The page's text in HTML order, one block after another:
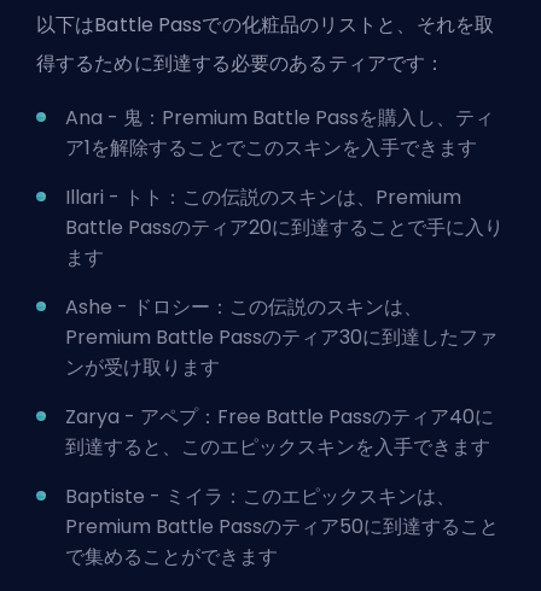
以下はBattle Passでの化粧品のリストと、それを取
得するために到達する必要のあるティアです：
Ana - 鬼：Premium Battle Passを購入し、ティ
ア1を解除することでこのスキンを入手できます
Illari - トト：この伝説のスキンは、Premium
Battle Passのティア20に到達することで手に入り
ます
Ashe - ドロシー：この伝説のスキンは、
Premium Battle Passのティア30に到達したファ
ンが受け取ります
Zarya - アペプ：Free Battle Passのティア40に
到達すると、このエピックスキンを入手できます
Baptiste - ミイラ：このエピックスキンは、
Premium Battle Passのティア50に到達すること
で集めることができます